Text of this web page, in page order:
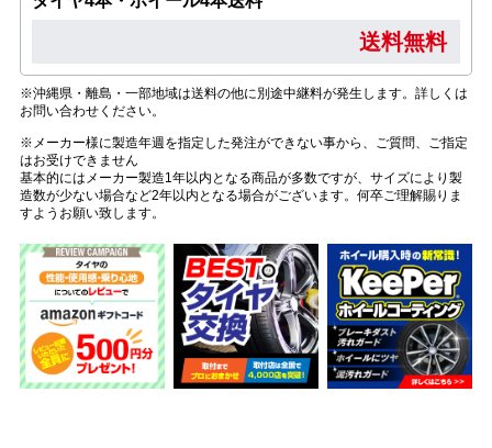
送料無料
※沖縄県・離島・一部地域は送料の他に別途中継料が発生します。詳しくは
お問い合わせください。
※メーカー様に製造年週を指定した発注ができない事から、ご質問、ご指定
はお受けできません
基本的にはメーカー製造1年以内となる商品が多数ですが、サイズにより製
造数が少ない場合など2年以内となる場合がございます。何卒ご理解賜りま
すようお願い致します。